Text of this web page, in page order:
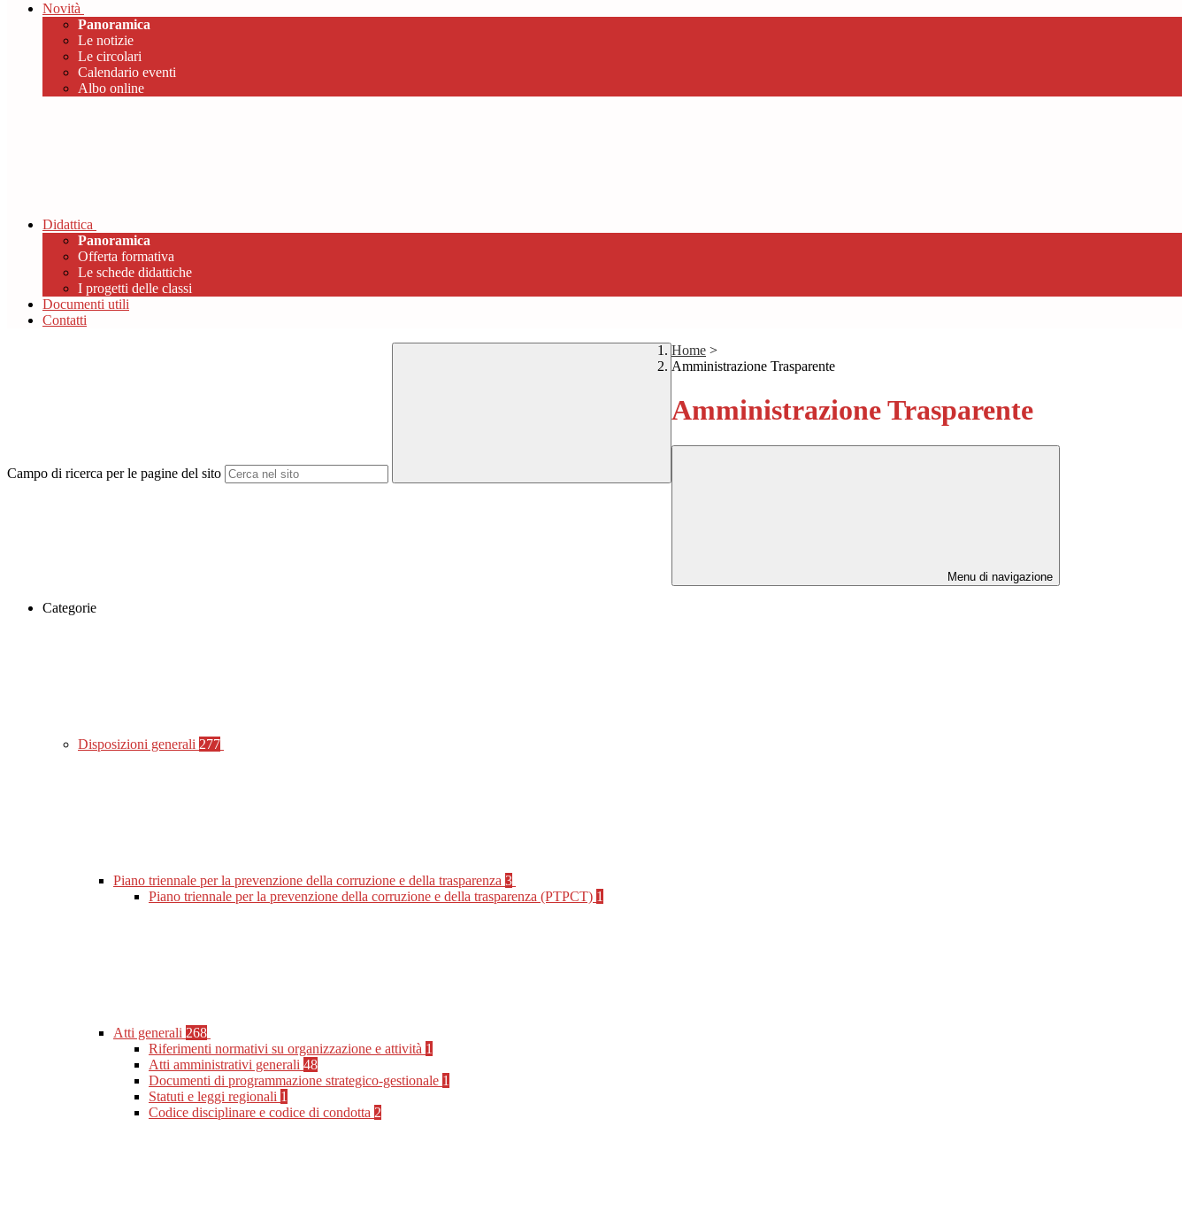
Novità
Panoramica
Le notizie
Le circolari
Calendario eventi
Albo online
Didattica
Panoramica
Offerta formativa
Le schede didattiche
I progetti delle classi
Documenti utili
Contatti
Campo di ricerca per le pagine del sito
Home >
Amministrazione Trasparente
Amministrazione Trasparente
Menu di navigazione
Categorie
Disposizioni generali 277
Piano triennale per la prevenzione della corruzione e della trasparenza 3
Piano triennale per la prevenzione della corruzione e della trasparenza (PTPCT) 1
Atti generali 268
Riferimenti normativi su organizzazione e attività 1
Atti amministrativi generali 48
Documenti di programmazione strategico-gestionale 1
Statuti e leggi regionali 1
Codice disciplinare e codice di condotta 2